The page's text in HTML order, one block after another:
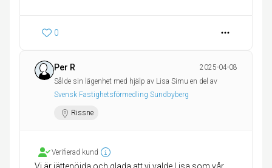
0
Per R
2025-04-08
Sålde sin lägenhet med hjälp av Lisa Simu en del av
Svensk Fastighetsförmedling Sundbyberg
Rissne
Verifierad kund